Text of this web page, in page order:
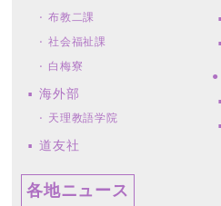
布教二課
社会福祉課
白梅寮
海外部
天理教語学院
道友社
各地ニュース